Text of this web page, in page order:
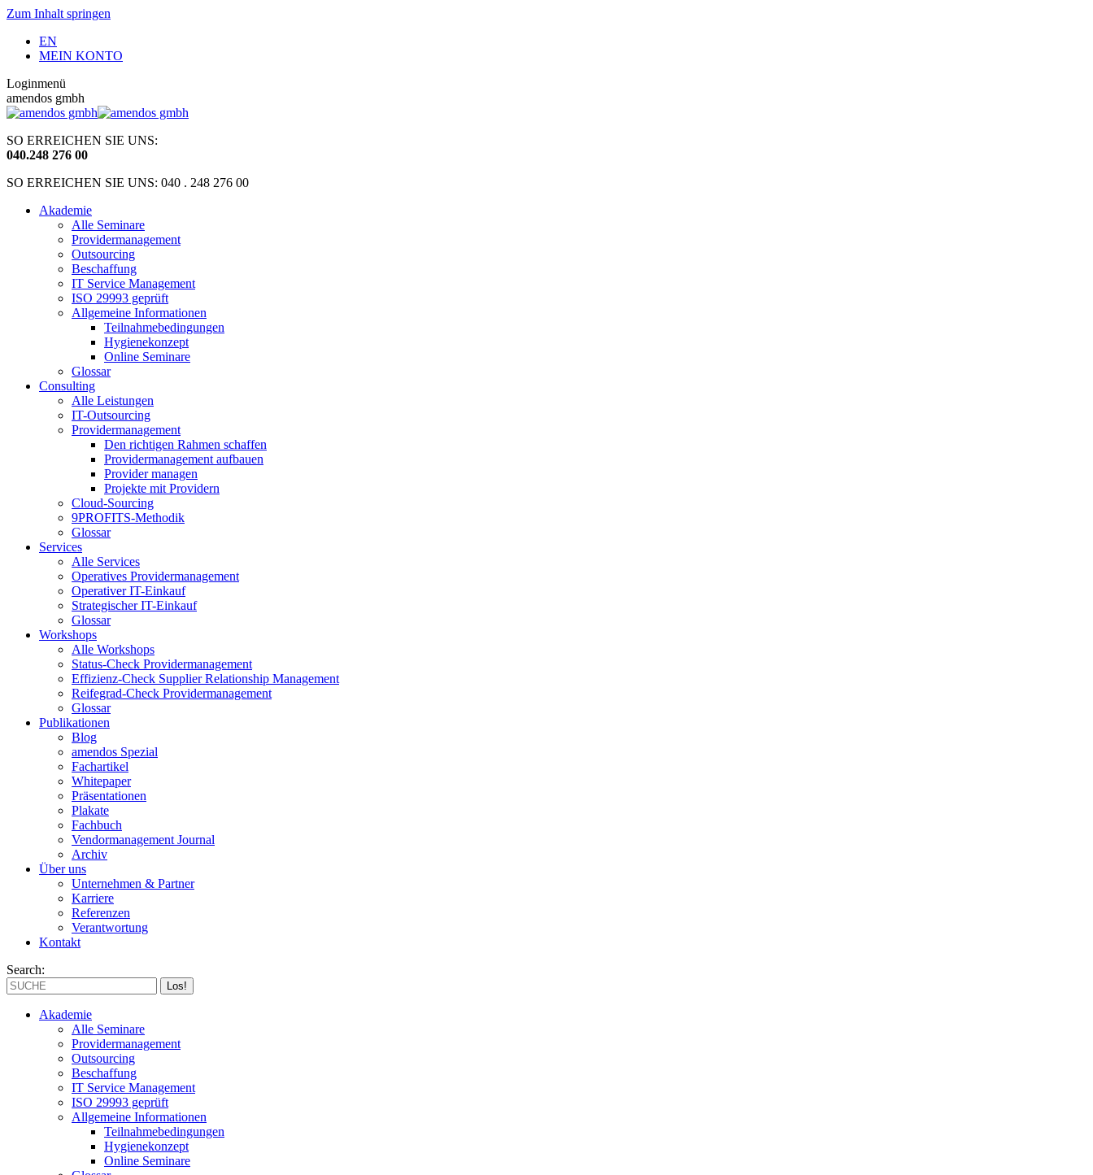
Zum Inhalt springen
EN
MEIN KONTO
Loginmenü
amendos gmbh
SO ERREICHEN SIE UNS:
040.248 276 00
SO ERREICHEN SIE UNS: 040 . 248 276 00
Akademie
Alle Seminare
Providermanagement
Outsourcing
Beschaffung
IT Service Management
ISO 29993 geprüft
Allgemeine Informationen
Teilnahmebedingungen
Hygienekonzept
Online Seminare
Glossar
Consulting
Alle Leistungen
IT-Outsourcing
Providermanagement
Den richtigen Rahmen schaffen
Providermanagement aufbauen
Provider managen
Projekte mit Providern
Cloud-Sourcing
9PROFITS-Methodik
Glossar
Services
Alle Services
Operatives Providermanagement
Operativer IT-Einkauf
Strategischer IT-Einkauf
Glossar
Workshops
Alle Workshops
Status-Check Providermanagement
Effizienz-Check Supplier Relationship Management
Reifegrad-Check Providermanagement
Glossar
Publikationen
Blog
amendos Spezial
Fachartikel
Whitepaper
Präsentationen
Plakate
Fachbuch
Vendormanagement Journal
Archiv
Über uns
Unternehmen & Partner
Karriere
Referenzen
Verantwortung
Kontakt
Search:
Akademie
Alle Seminare
Providermanagement
Outsourcing
Beschaffung
IT Service Management
ISO 29993 geprüft
Allgemeine Informationen
Teilnahmebedingungen
Hygienekonzept
Online Seminare